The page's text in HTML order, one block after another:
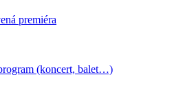
premiéra
(koncert, balet…)